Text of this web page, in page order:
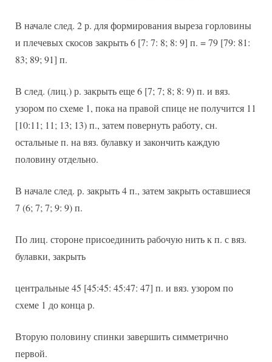
В начале след. 2 р. для формирования выреза горловины
и плечевых скосов закрыть 6 [7: 7: 8; 8: 9] п. = 79 [79: 81:
83; 89; 91] п.
В след. (лиц.) р. закрыть еще 6 [7; 7; 8; 8: 9) п. и вяз.
узором по схеме 1, пока на правой спице не получится 11
[10:11; 11; 13; 13) п., затем повернуть работу, сн.
остальные п. на вяз. булавку и закончить каждую
половину отдельно.
В начале след. р. закрыть 4 п., затем закрыть оставшиеся
7 (6; 7; 7; 9: 9) п.
По лиц. стороне присоединить рабочую нить к п. с вяз.
булавки, закрыть
центральные 45 [45:45: 45:47: 47] п. и вяз. узором по
схеме 1 до конца р.
Вторую половину спинки завершить симметрично
первой.